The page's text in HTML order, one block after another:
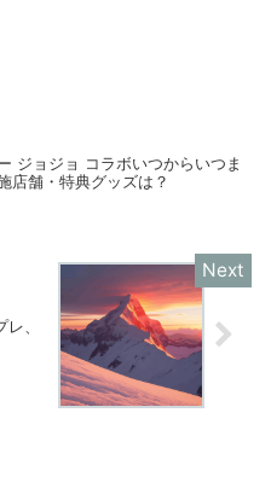
ジョジョ コラボいつからいつま
店舗・特典グッズは？
、